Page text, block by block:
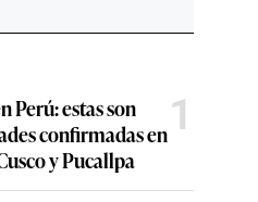
Perú: estas son
confirmadas en
y Pucallpa
1